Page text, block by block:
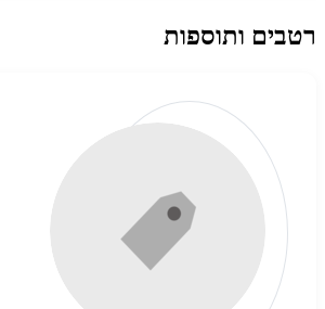
רטבים ותוספות